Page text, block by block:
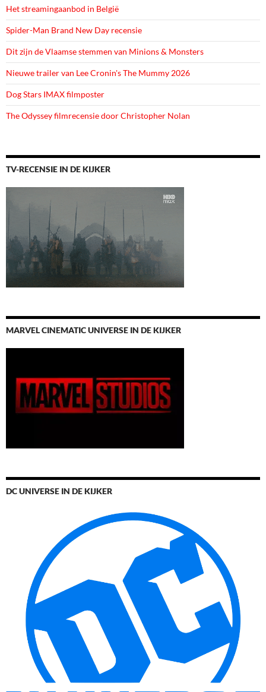
Het streamingaanbod in België
Spider-Man Brand New Day recensie
Dit zijn de Vlaamse stemmen van Minions & Monsters
Nieuwe trailer van Lee Cronin's The Mummy 2026
Dog Stars IMAX filmposter
The Odyssey filmrecensie door Christopher Nolan
TV-RECENSIE IN DE KIJKER
MARVEL CINEMATIC UNIVERSE IN DE KIJKER
DC UNIVERSE IN DE KIJKER